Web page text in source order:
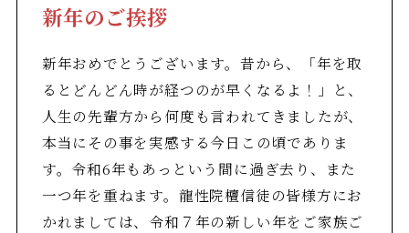
新年のご挨拶
新年おめでとうございます。昔から、「年を取
るとどんどん時が経つのが早くなるよ！」と、
人生の先輩方から何度も言われてきましたが、
本当にその事を実感する今日この頃でありま
す。令和6年もあっという間に過ぎ去り、また
一つ年を重ねます。龍性院檀信徒の皆様方にお
かれましては、令和７年の新しい年をご家族ご